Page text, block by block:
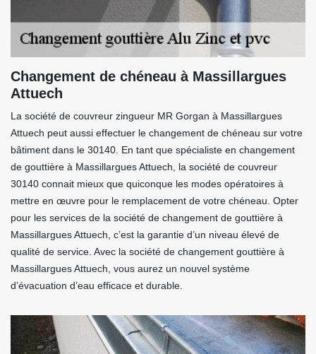
Changement de chéneau à Massillargues
Attuech
La société de couvreur zingueur MR Gorgan à Massillargues
Attuech peut aussi effectuer le changement de chéneau sur votre
bâtiment dans le 30140. En tant que spécialiste en changement
de gouttière à Massillargues Attuech, la société de couvreur
30140 connait mieux que quiconque les modes opératoires à
mettre en œuvre pour le remplacement de votre chéneau. Opter
pour les services de la société de changement de gouttière à
Massillargues Attuech, c’est la garantie d’un niveau élevé de
qualité de service. Avec la société de changement gouttière à
Massillargues Attuech, vous aurez un nouvel système
d’évacuation d’eau efficace et durable.